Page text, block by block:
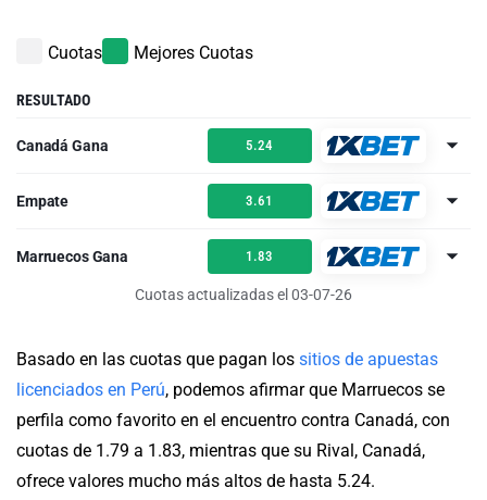
Cuotas Mejores Cuotas
RESULTADO
Canadá Gana 5.24
Empate 3.61
Marruecos Gana 1.83
Cuotas actualizadas el 03-07-26
Basado en las cuotas que pagan los sitios de apuestas
licenciados en Perú, podemos afirmar que Marruecos se
perfila como favorito en el encuentro contra Canadá, con
cuotas de 1.79 a 1.83, mientras que su Rival, Canadá,
ofrece valores mucho más altos de hasta 5.24.